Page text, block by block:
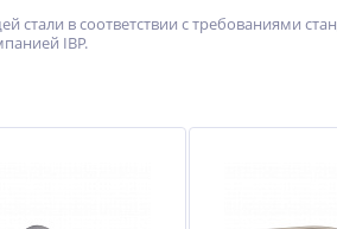
в соответствии с требованиями
IBP.